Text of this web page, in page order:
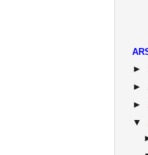
►
►
►
▼